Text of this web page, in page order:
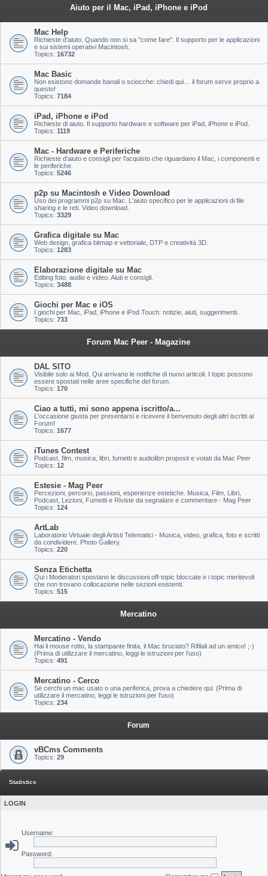
Aiuto per il Mac, iPad, iPhone e iPod
Mac Help
Richieste d'aiuto. Quando non si sa "come fare". Il supporto per le applicazioni
e sui sistemi operativi Macintosh.
Topics: 16732
Mac Basic
Non esistono domande banali o sciocche: chiedi qui… il forum serve proprio a
questo!
Topics: 7184
iPad, iPhone e iPod
Richieste di aiuto. Il supporto hardware e software per iPad, iPhone e iPod.
Topics: 1119
Mac - Hardware e Periferiche
Richieste d'aiuto e consigli per l'acquisto che riguardano il Mac, i componenti e
le periferiche.
Topics: 5246
p2p su Macintosh e Video Download
Uso dei programmi p2p su Mac. L'aiuto specifico per le applicazioni di file
sharing e le reti. Video download.
Topics: 3329
Grafica digitale su Mac
Web design, grafica bitmap e vettoriale, DTP e creatività 3D.
Topics: 1283
Elaborazione digitale su Mac
Editing foto, audio e video. Aiuti e consigli.
Topics: 3488
Giochi per Mac e iOS
I giochi per Mac, iPad, iPhone e iPod Touch: notizie, aiuti, suggerimenti.
Topics: 733
Forum Mac Peer - Magazine
DAL SITO
Visibile solo ai Mod. Qui arrivano le notifiche di nuovi articoli. I topic possono
essere spostati nelle aree specifiche del forum.
Topics: 170
Ciao a tutti, mi sono appena iscritto/a...
L'occasione giusta per presentarsi e ricevere il benvenuto degli altri iscritti al
Forum!
Topics: 1677
iTunes Contest
Podcast, film, musica, libri, fumetti e audiolibri proposti e votati da Mac Peer
Topics: 12
Estesie - Mag Peer
Percezioni, percorsi, passioni, esperienze estetiche. Musica, Film, Libri,
Podcast, Lezioni, Fumetti e Riviste da segnalare e commentare - Mag Peer
Topics: 124
ArtLab
Laboratorio Virtuale degli Artisti Telematici - Musica, video, grafica, foto e scritti
da condividere. Photo Gallery.
Topics: 220
Senza Etichetta
Qui i Moderatori spostano le discussioni off-topic bloccate e i topic meritevoli
che non trovano collocazione nelle sezioni esistenti.
Topics: 515
Mercatino
Mercatino - Vendo
Hai il mouse rotto, la stampante finita, il Mac bruciato? Rifilali ad un amico! ;-)
(Prima di utilizzare il mercatino, leggi le istruzioni per l'uso)
Topics: 491
Mercatino - Cerco
Se cerchi un mac usato o una periferica, prova a chiedere qui. (Prima di
utilizzare il mercatino, leggi le istruzioni per l'uso)
Topics: 234
Forum
vBCms Comments
Topics: 29
Statistics
LOGIN
Username:
Password: